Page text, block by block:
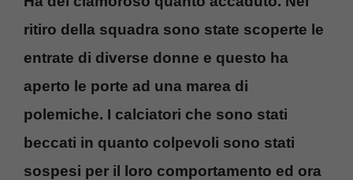
ritiro della squadra sono state scoperte le
entrate di diverse donne e questo ha
aperto le porte ad una marea di
polemiche. I calciatori che sono stati
beccati in quanto colpevoli sono stati
sospesi per il loro comportamento ed ora